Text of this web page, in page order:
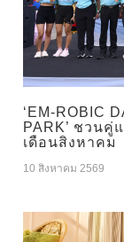
‘EM-ROBIC
PARK’ ชวน
เดือนสิงหาคม
10 สิงหาคม 2569